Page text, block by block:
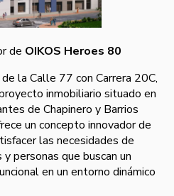
de OIKOS Heroes 80
la Calle 77 con Carrera 20C,
inmobiliario situado en
de Chapinero y Barrios
un concepto innovador de
las necesidades de
personas que buscan un
en un entorno dinámico